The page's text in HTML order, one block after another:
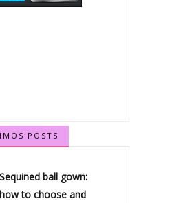
POSTS
Sequined ball gown:
how to choose and